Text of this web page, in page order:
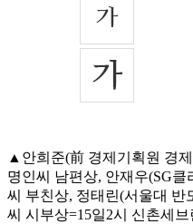
▲안희준(前 경제기획원 경
명인씨 남편상, 안재우(SG
씨 부친상, 정태린(서울대 반
씨 시부상=15일2시 신촌세